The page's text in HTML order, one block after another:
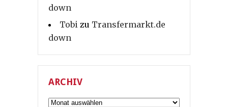
down
Tobi zu Transfermarkt.de
down
ARCHIV
Archiv